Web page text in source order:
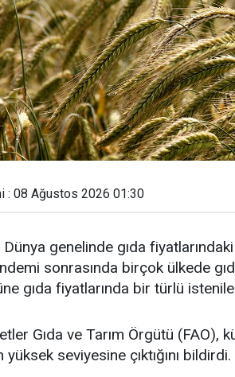
: 08 Ağustos 2026 01:30
Dünya genelinde gıda
sonrasında birçok ülkede
gıda fiyatlarında bir türlü
Gıda ve Tarım Örgütü (FAO),
yüksek seviyesine çıktığını bildirdi.